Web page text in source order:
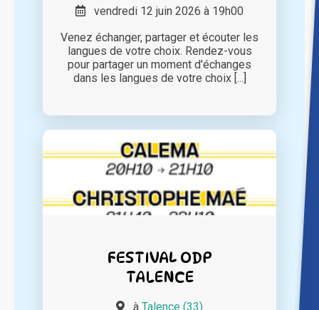
vendredi 12 juin 2026 à 19h00
Venez échanger, partager et écouter les
langues de votre choix. Rendez-vous
pour partager un moment d'échanges
dans les langues de votre choix [...]
FESTIVAL ODP
TALENCE
à Talence (33)